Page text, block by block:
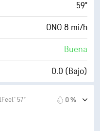
51° F
2 (Oscuro)
56 %
10 mi
59°
ONO 8 mi/h
Buena
0.0 (Bajo)
57° 0 %